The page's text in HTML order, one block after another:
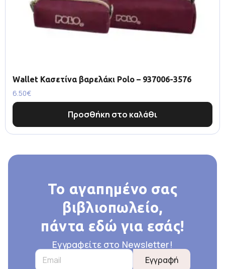
Wallet Κασετίνα βαρελάκι Polo – 937006-3576
6.50€
Προσθήκη στο καλάθι
Το αγαπημένο σας
βιβλιοπωλείο,
πάντα εδώ για εσάς!
Εγγραφείτε στο Newsletter!
Εγγραφή